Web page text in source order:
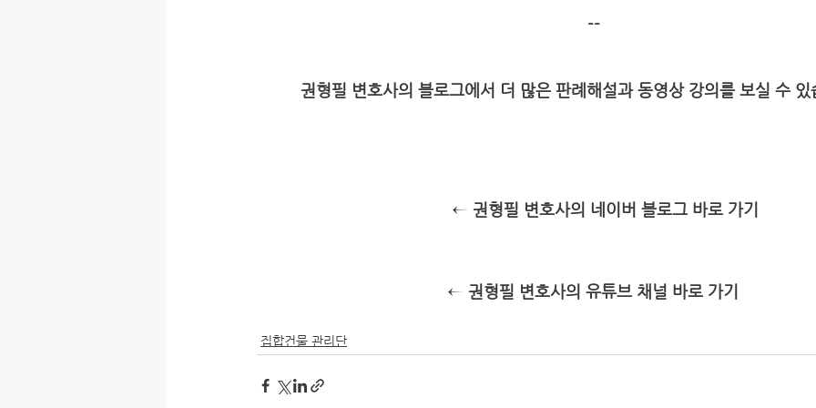
--
권형필 변호사의 블로그에서 더 많은 판례해설과 동영상 강의를 보실 수
← 권형필 변호사의 네이버 블로그 바로 가기
← 권형필 변호사의 유튜브 채널 바로 가기
집합건물 관리단